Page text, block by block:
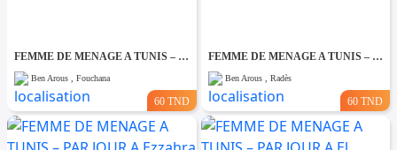
FEMME DE MENAGE A TUNIS – PAR JOUR A Fouchana
Ben Arous , Fouchana
60 TND
FEMME DE MENAGE A TUNIS – PAR JOUR A Rades
Ben Arous , Radès
60 TND